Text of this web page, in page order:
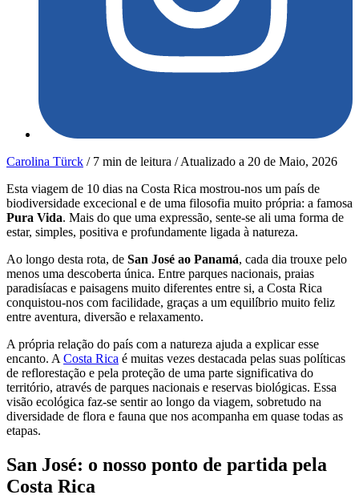
Carolina Türck / 7 min de leitura /Atualizado a 20 de Maio, 2026
Esta viagem de 10 dias na Costa Rica mostrou-nos um país de
biodiversidade excecional e de uma filosofia muito própria: a famosa
Pura Vida. Mais do que uma expressão, sente-se ali uma forma de
estar, simples, positiva e profundamente ligada à natureza.
Ao longo desta rota, de San José ao Panamá, cada dia trouxe pelo
menos uma descoberta única. Entre parques nacionais, praias
paradisíacas e paisagens muito diferentes entre si, a Costa Rica
conquistou-nos com facilidade, graças a um equilíbrio muito feliz
entre aventura, diversão e relaxamento.
A própria relação do país com a natureza ajuda a explicar esse
encanto. ACosta Rica é muitas vezes destacada pelas suas políticas
de reflorestação e pela proteção de uma parte significativa do
território, através de parques nacionais e reservas biológicas. Essa
visão ecológica faz-se sentir ao longo da viagem, sobretudo na
diversidade de flora e fauna que nos acompanha em quase todas as
etapas.
San José: o nosso ponto de partida pela
Costa Rica